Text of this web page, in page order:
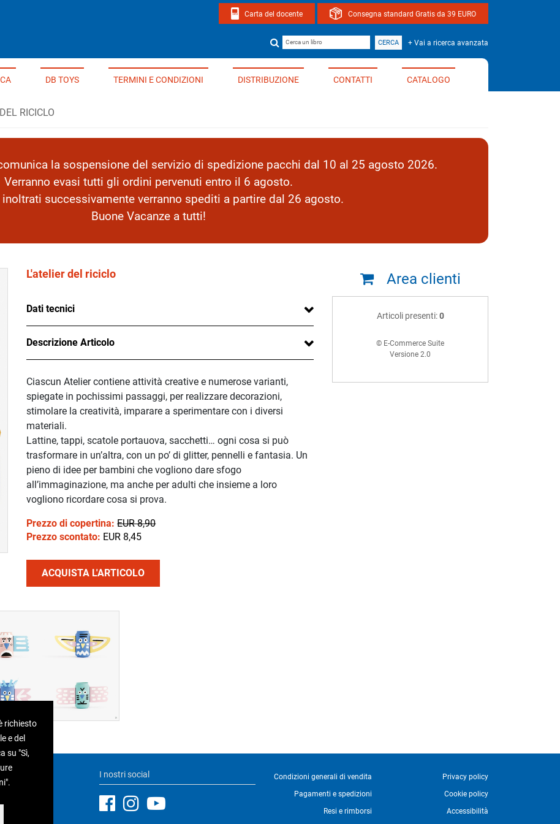
Carta del docente Consegna standard Gratis da 39 EURO
Cerca un libro CERCA + Vai a ricerca avanzata
DB TOYS TERMINI E CONDIZIONI DISTRIBUZIONE CONTATTI CATALOGO
RICICLO
comunica la sospensione del servizio di spedizione pacchi dal 10 al 25 agosto 2026.
Verranno evasi tutti gli ordini pervenuti entro il 6 agosto.
successivamente verranno spediti a partire dal 26 agosto.
Buone Vacanze a tutti!
L'atelier del riciclo
Dati tecnici
Descrizione Articolo
Ciascun Atelier contiene attività creative e numerose varianti,
spiegate in pochissimi passaggi, per realizzare decorazioni,
stimolare la creatività, imparare a sperimentare con i diversi
materiali.
Lattine, tappi, scatole portauova, sacchetti… ogni cosa si può
trasformare in un’altra, con un po’ di glitter, pennelli e fantasia. Un
pieno di idee per bambini che vogliono dare sfogo
all’immaginazione, ma anche per adulti che insieme a loro
vogliono ricordare cosa si prova.
Prezzo di copertina: EUR 8,90
Prezzo scontato: EUR 8,45
ACQUISTA L'ARTICOLO
Area clienti
Articoli presenti:0
© E-Commerce Suite
Versione 2.0
I nostri social
Condizioni generali di vendita
Pagamenti e spedizioni
Resi e rimborsi
Privacy policy
Cookie policy
Accessibilità
richiesto
e del
su "Sì,